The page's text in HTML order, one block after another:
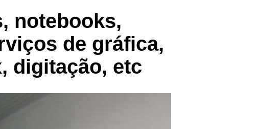
notebooks,
de gráfica,
digitação, etc